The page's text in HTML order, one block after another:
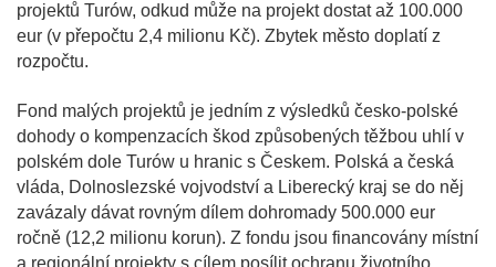
projektů Turów, odkud může na projekt dostat až 100.000
eur (v přepočtu 2,4 milionu Kč). Zbytek město doplatí z
rozpočtu.
Fond malých projektů je jedním z výsledků česko-polské
dohody o kompenzacích škod způsobených těžbou uhlí v
polském dole Turów u hranic s Českem. Polská a česká
vláda, Dolnoslezské vojvodství a Liberecký kraj se do něj
zavázaly dávat rovným dílem dohromady 500.000 eur
ročně (12,2 milionu korun). Z fondu jsou financovány místní